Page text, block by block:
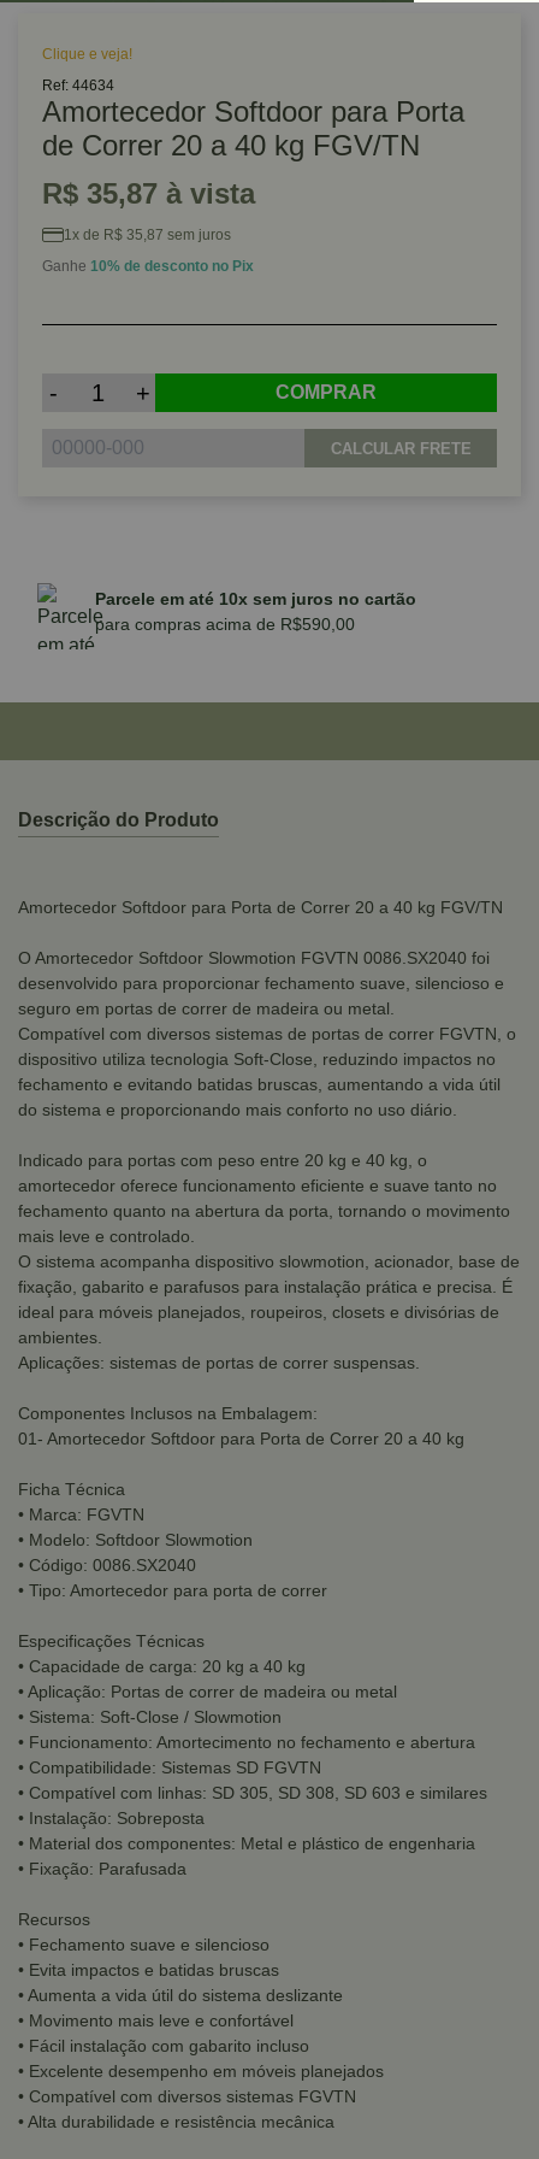
Clique e veja!
Ref: 44634
Amortecedor Softdoor para Porta
de Correr 20 a 40 kg FGV/TN
R$ 35,87 à vista
1x de R$ 35,87 sem juros
Ganhe 10% de desconto no Pix
- + COMPRAR
CALCULAR FRETE
Parcele em até 10x sem juros no cartão
para compras acima de R$590,00
Descrição do Produto
Amortecedor Softdoor para Porta de Correr 20 a 40 kg FGV/TN
O Amortecedor Softdoor Slowmotion FGVTN 0086.SX2040 foi
desenvolvido para proporcionar fechamento suave, silencioso e
seguro em portas de correr de madeira ou metal.
Compatível com diversos sistemas de portas de correr FGVTN, o
dispositivo utiliza tecnologia Soft-Close, reduzindo impactos no
fechamento e evitando batidas bruscas, aumentando a vida útil
do sistema e proporcionando mais conforto no uso diário.
Indicado para portas com peso entre 20 kg e 40 kg, o
amortecedor oferece funcionamento eficiente e suave tanto no
fechamento quanto na abertura da porta, tornando o movimento
mais leve e controlado.
O sistema acompanha dispositivo slowmotion, acionador, base de
fixação, gabarito e parafusos para instalação prática e precisa. É
ideal para móveis planejados, roupeiros, closets e divisórias de
ambientes.
Aplicações: sistemas de portas de correr suspensas.
Componentes Inclusos na Embalagem:
01- Amortecedor Softdoor para Porta de Correr 20 a 40 kg
Ficha Técnica
• Marca: FGVTN
• Modelo: Softdoor Slowmotion
• Código: 0086.SX2040
• Tipo: Amortecedor para porta de correr
Especificações Técnicas
• Capacidade de carga: 20 kg a 40 kg
• Aplicação: Portas de correr de madeira ou metal
• Sistema: Soft-Close / Slowmotion
• Funcionamento: Amortecimento no fechamento e abertura
• Compatibilidade: Sistemas SD FGVTN
• Compatível com linhas: SD 305, SD 308, SD 603 e similares
• Instalação: Sobreposta
• Material dos componentes: Metal e plástico de engenharia
• Fixação: Parafusada
Recursos
• Fechamento suave e silencioso
• Evita impactos e batidas bruscas
• Aumenta a vida útil do sistema deslizante
• Movimento mais leve e confortável
• Fácil instalação com gabarito incluso
• Excelente desempenho em móveis planejados
• Compatível com diversos sistemas FGVTN
• Alta durabilidade e resistência mecânica